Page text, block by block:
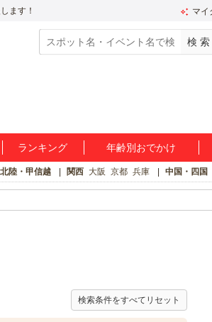
ます！ マイ
ランキング 年齢別おでかけ
北陸・甲信越 関西 大阪 京都 兵庫 中国・四国
検索条件をすべてリセット